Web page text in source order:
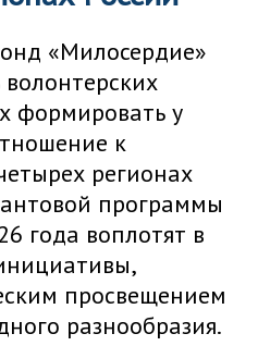
«Милосердие»
формировать у
к
регионах
программы
года воплотят в
просвещением
разнообразия.